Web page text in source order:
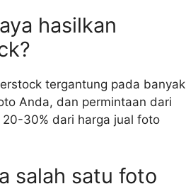
hasilkan
tergantung pada banyak
Anda, dan permintaan dari
30% dari harga jual foto
salah satu foto